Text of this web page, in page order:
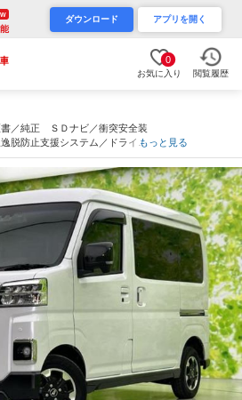
ダウンロード アプリを開く
0
お気に入り 閲覧履歴
／純正 ＳＤナビ／衝突安全装
脱防止支援システム／ドライブ
ＥＤ／ＵＳＢジャック／Ｂｌ
県）
もっと見る